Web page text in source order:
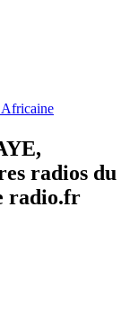
radios du
radio.fr